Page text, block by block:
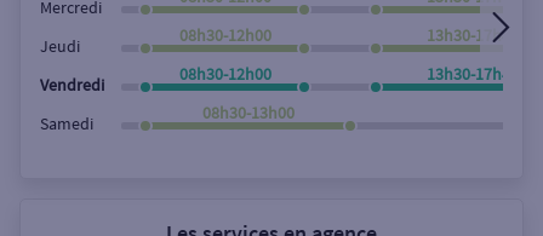
Mercredi
Jeudi
08h30-12h00 13h30-17h45
Vendredi
08h30-12h00 13h30-17h45
Samedi
08h30-13h00